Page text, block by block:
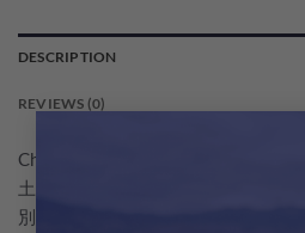
DESCRIPTION
REVIEWS (0)
Chateau Rougier 呈深邃的紅色，
土氣息以及紅色、黑色漿果和甘草
別柔順、細膩，散發出美麗而有活